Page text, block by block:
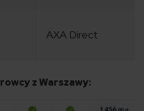
AXA Direct
z Warszawy: